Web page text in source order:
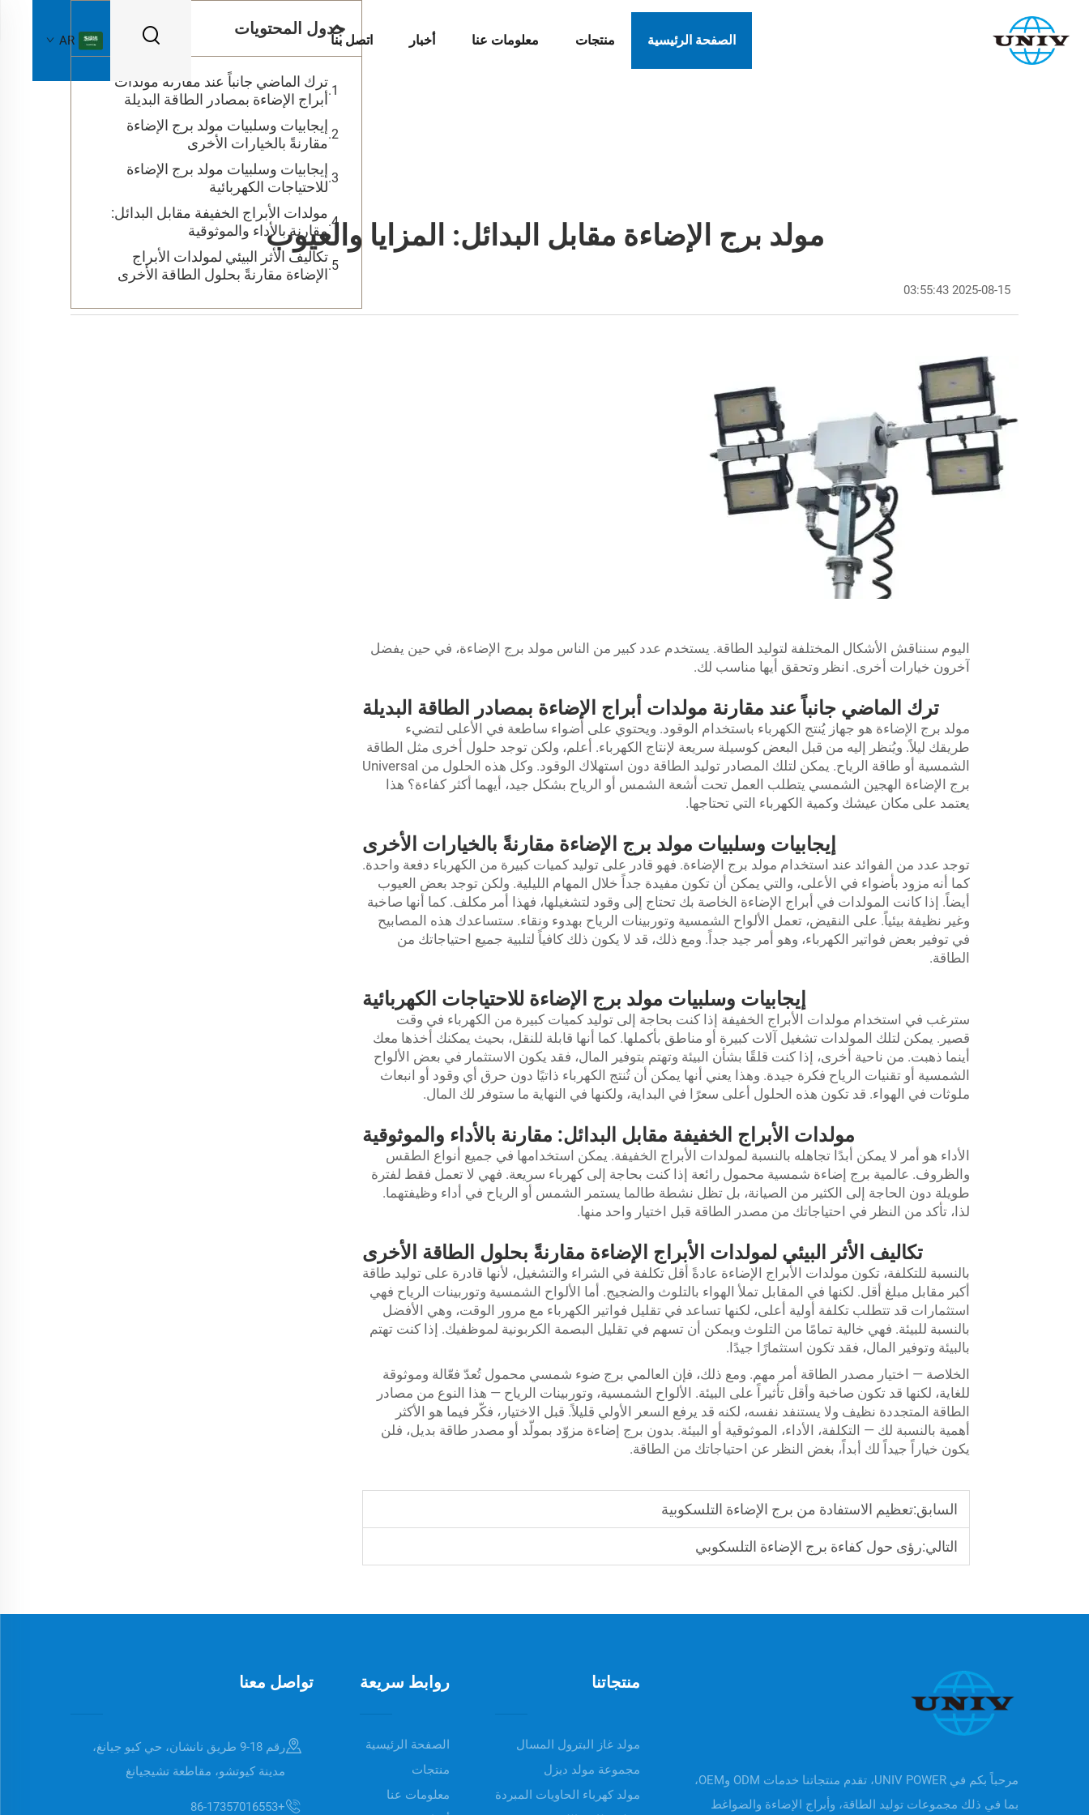
الصفحة الرئيسية منتجات معلومات عنا أخبار اتصل بنا AR
مولد برج الإضاءة مقابل البدائل: المزايا والعيوب
2025-08-15 03:55:43
اليوم سنناقش الأشكال المختلفة لتوليد الطاقة. يستخدم عدد كبير من الناس مولد برج الإضاءة، في حين يفضل
آخرون خيارات أخرى. انظر وتحقق أيها مناسب لك.
ترك الماضي جانباً عند مقارنة مولدات أبراج الإضاءة بمصادر الطاقة البديلة
مولد برج الإضاءة هو جهاز يُنتج الكهرباء باستخدام الوقود. ويحتوي على أضواء ساطعة في الأعلى لتضيء
طريقك ليلاً. ويُنظر إليه من قبل البعض كوسيلة سريعة لإنتاج الكهرباء. أعلم، ولكن توجد حلول أخرى مثل الطاقة
الشمسية أو طاقة الرياح. يمكن لتلك المصادر توليد الطاقة دون استهلاك الوقود. وكل هذه الحلول من Universal
برج الإضاءة الهجين الشمسي يتطلب العمل تحت أشعة الشمس أو الرياح بشكل جيد، أيهما أكثر كفاءة؟ هذا
يعتمد على مكان عيشك وكمية الكهرباء التي تحتاجها.
إيجابيات وسلبيات مولد برج الإضاءة مقارنةً بالخيارات الأخرى
توجد عدد من الفوائد عند استخدام مولد برج الإضاءة. فهو قادر على توليد كميات كبيرة من الكهرباء دفعة واحدة.
كما أنه مزود بأضواء في الأعلى، والتي يمكن أن تكون مفيدة جداً خلال المهام الليلية. ولكن توجد بعض العيوب
أيضاً. إذا كانت المولدات في أبراج الإضاءة الخاصة بك تحتاج إلى وقود لتشغيلها، فهذا أمر مكلف. كما أنها صاخبة
وغير نظيفة بيئياً. على النقيض، تعمل الألواح الشمسية وتوربينات الرياح بهدوء ونقاء. ستساعدك هذه المصابيح
في توفير بعض فواتير الكهرباء، وهو أمر جيد جداً. ومع ذلك، قد لا يكون ذلك كافياً لتلبية جميع احتياجاتك من
الطاقة.
إيجابيات وسلبيات مولد برج الإضاءة للاحتياجات الكهربائية
سترغب في استخدام مولدات الأبراج الخفيفة إذا كنت بحاجة إلى توليد كميات كبيرة من الكهرباء في وقت
قصير. يمكن لتلك المولدات تشغيل آلات كبيرة أو مناطق بأكملها. كما أنها قابلة للنقل، بحيث يمكنك أخذها معك
أينما ذهبت. من ناحية أخرى، إذا كنت قلقًا بشأن البيئة وتهتم بتوفير المال، فقد يكون الاستثمار في بعض الألواح
الشمسية أو تقنيات الرياح فكرة جيدة. وهذا يعني أنها يمكن أن تُنتج الكهرباء ذاتيًا دون حرق أي وقود أو انبعاث
ملوثات في الهواء. قد تكون هذه الحلول أعلى سعرًا في البداية، ولكنها في النهاية ما ستوفر لك المال.
مولدات الأبراج الخفيفة مقابل البدائل: مقارنة بالأداء والموثوقية
الأداء هو أمر لا يمكن أبدًا تجاهله بالنسبة لمولدات الأبراج الخفيفة. يمكن استخدامها في جميع أنواع الطقس
والظروف. عالمية برج إضاءة شمسية محمول رائعة إذا كنت بحاجة إلى كهرباء سريعة. فهي لا تعمل فقط لفترة
طويلة دون الحاجة إلى الكثير من الصيانة، بل تظل نشطة طالما يستمر الشمس أو الرياح في أداء وظيفتهما.
لذا، تأكد من النظر في احتياجاتك من مصدر الطاقة قبل اختيار واحد منها.
تكاليف الأثر البيئي لمولدات الأبراج الإضاءة مقارنةً بحلول الطاقة الأخرى
بالنسبة للتكلفة، تكون مولدات الأبراج الإضاءة عادةً أقل تكلفة في الشراء والتشغيل، لأنها قادرة على توليد طاقة
أكبر مقابل مبلغ أقل. لكنها في المقابل تملأ الهواء بالتلوث والضجيج. أما الألواح الشمسية وتوربينات الرياح فهي
استثمارات قد تتطلب تكلفة أولية أعلى، لكنها تساعد في تقليل فواتير الكهرباء مع مرور الوقت، وهي الأفضل
بالنسبة للبيئة. فهي خالية تمامًا من التلوث ويمكن أن تسهم في تقليل البصمة الكربونية لموظفيك. إذا كنت تهتم
بالبيئة وتوفير المال، فقد تكون استثمارًا جيدًا.
الخلاصة — اختيار مصدر الطاقة أمر مهم. ومع ذلك، فإن العالمي برج ضوء شمسي محمول تُعدّ فعّالة وموثوقة
للغاية، لكنها قد تكون صاخبة وأقل تأثيراً على البيئة. الألواح الشمسية، وتوربينات الرياح — هذا النوع من مصادر
الطاقة المتجددة نظيف ولا يستنفد نفسه، لكنه قد يرفع السعر الأولي قليلاً. قبل الاختيار، فكّر فيما هو الأكثر
أهمية بالنسبة لك — التكلفة، الأداء، الموثوقية أو البيئة. بدون برج إضاءة مزوّد بمولّد أو مصدر طاقة بديل، فلن
يكون خياراً جيداً لك أبداً، بغض النظر عن احتياجاتك من الطاقة.
السابق:تعظيم الاستفادة من برج الإضاءة التلسكوبية
التالي:رؤى حول كفاءة برج الإضاءة التلسكوبي
جدول المحتويات
ترك الماضي جانباً عند مقارنة مولدات
أبراج الإضاءة بمصادر الطاقة البديلة
إيجابيات وسلبيات مولد برج الإضاءة
مقارنةً بالخيارات الأخرى
إيجابيات وسلبيات مولد برج الإضاءة
للاحتياجات الكهربائية
مولدات الأبراج الخفيفة مقابل البدائل:
مقارنة بالأداء والموثوقية
تكاليف الأثر البيئي لمولدات الأبراج
الإضاءة مقارنةً بحلول الطاقة الأخرى
مرحباً بكم في UNIV POWER، تقدم منتجاتنا خدمات ODM وOEM،
بما في ذلك مجموعات توليد الطاقة، وأبراج الإضاءة والضواغط
منتجاتنا
مولد غاز البترول المسال
مجموعة مولد ديزل
مولد كهرباء الحاويات المبردة
روابط سريعة
الصفحة الرئيسية
منتجات
معلومات عنا
تواصل معنا
رقم 18-9 طريق نانشان، حي كيو جيانغ،
مدينة كيوتشو، مقاطعة تشيجيانغ
+86-17357016553